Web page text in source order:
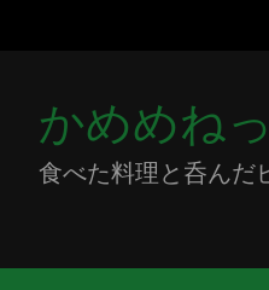
かめめね
食べた料理と呑んだ